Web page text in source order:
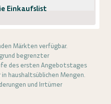
Einkaufsliste
Märkten verfügbar.
begrenzter
des ersten Angebotstages
haushaltsüblichen Mengen.
und Irrtümer